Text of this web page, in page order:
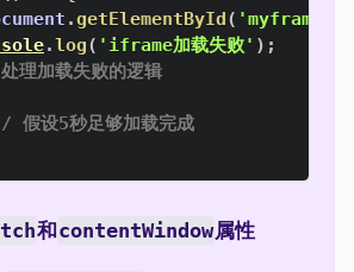
.getElementById( 'myframe'
.log( 'iframe加载失败' ) ;
理加载失败的逻辑
假设5秒足够加载完成
和contentWindow属性